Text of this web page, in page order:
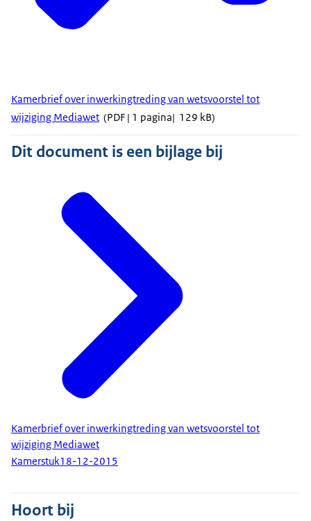
Kamerbrief over inwerkingtreding van wetsvoorstel tot
wijziging Mediawet (PDF | 1 pagina| 129 kB)
Dit document is een bijlage bij
Kamerbrief over inwerkingtreding van wetsvoorstel tot
wijziging Mediawet
Kamerstuk18-12-2015
Hoort bij